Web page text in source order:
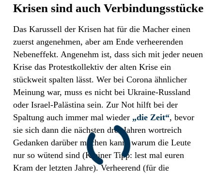
Krisen sind auch Verbindungsstücke
Das Karussell der Krisen hat für die Macher einen
zuerst angenehmen, aber am Ende verheerenden
Nebeneffekt. Angenehm ist, dass sich mit jeder neuen
Krise das Protestkollektiv der alten Krise ein
stückweit spalten lässt. Wer bei Corona ähnlicher
Meinung war, muss es nicht bei Ukraine-Russland
oder Israel-Palästina sein. Zur Not hilft bei der
Spaltung auch immer mal wieder „die Zeit“, bevor
sie sich dann die nächsten drei Jahren wortreich
Gedanken darüber machen kann, warum die Leute
nur so wütend sind (Kleiner Tipp: lest mal euren
Kram der letzten Jahre). Verheerend (für die